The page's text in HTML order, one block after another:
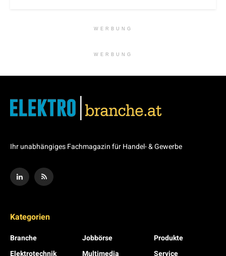
WERBUNG
WERBUNG
Ihr unabhängiges Fachmagazin für Handel- & Gewerbe
Kategorien
Branche
Elektrotechnik
Jobbörse
Multimedia
Produkte
Service